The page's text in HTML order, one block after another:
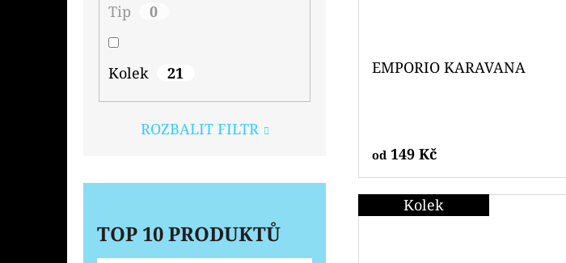
Tip 0
Kolek 21
ROZBALIT FILTR
TOP 10 PRODUKTŮ
EMPORIO KARAVANA
od 149 Kč
Kolek